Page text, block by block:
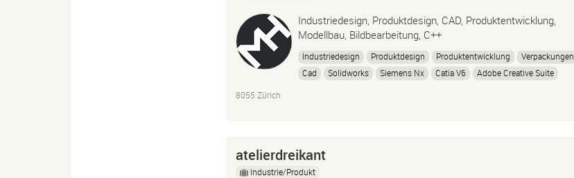
Industriedesign, Produktdesign, CAD, Produktentwicklung,
Modellbau, Bildbearbeitung, C++
Industriedesign Produktdesign Produktentwicklung
Verpackungen
Cad
Solidworks Siemens Nx Catia V6
Adobe Creative Suite
8055 Zürich
atelierdreikant
Industrie/Produkt